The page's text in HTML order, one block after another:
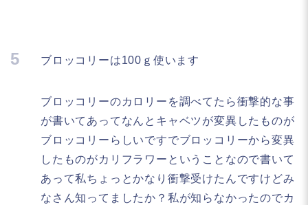
5 ブロッコリーは100ｇ使います
ブロッコリーのカロリーを調べてたら衝撃的な事
が書いてあってなんとキャベツが変異したものが
ブロッコリーらしいですでブロッコリーから変異
したものがカリフラワーということなので書いて
あって私ちょっとかなり衝撃受けたんですけどみ
なさん知ってましたか？私が知らなかったのでカ